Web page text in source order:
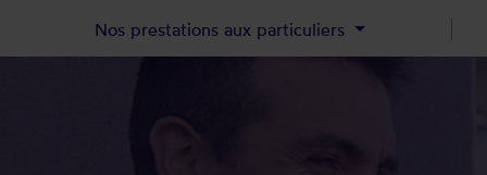
Nos prestations aux particuliers